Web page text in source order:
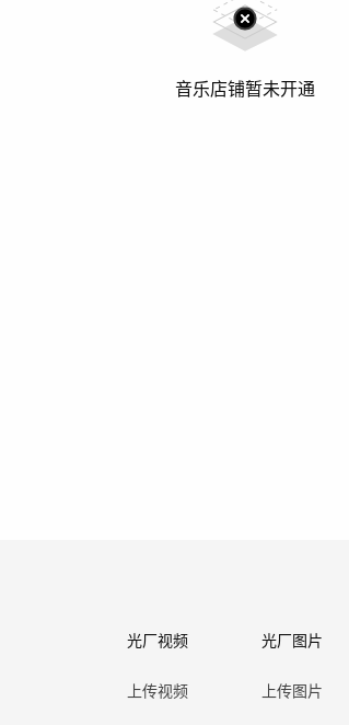
音乐店铺暂未开通
光厂视频
上传视频
光厂图片
上传图片